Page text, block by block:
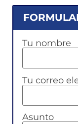
Tu nombre
Tu correo
Asunto